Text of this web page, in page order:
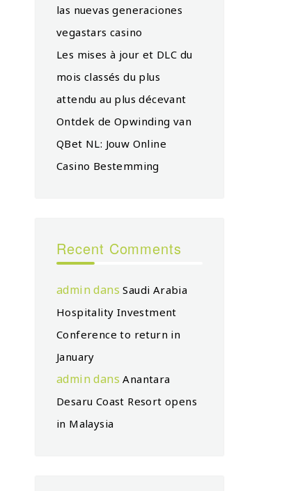
las nuevas generaciones
vegastars casino
Les mises à jour et DLC du
mois classés du plus
attendu au plus décevant
Ontdek de Opwinding van
QBet NL: Jouw Online
Casino Bestemming
Recent Comments
admin dansSaudi Arabia
Hospitality Investment
Conference to return in
January
admin dansAnantara
Desaru Coast Resort opens
in Malaysia